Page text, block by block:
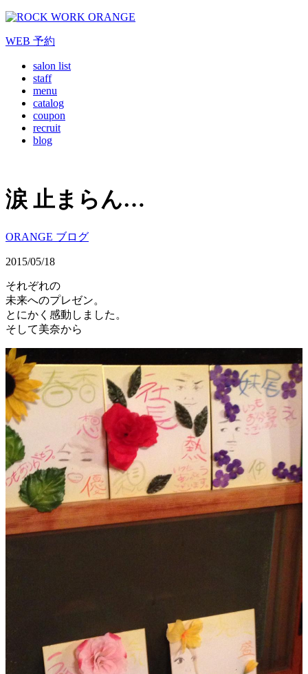
WEB 予約
salon list
staff
menu
catalog
coupon
recruit
blog
涙 止まらん…
ORANGE ブログ
2015/05/18
それぞれの
未来へのプレゼン。
とにかく感動しました。
そして美奈から